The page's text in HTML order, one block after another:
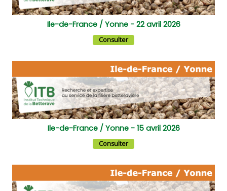
Ile-de-France / Yonne - 22 avril 2026
Consulter
Ile-de-France / Yonne - 15 avril 2026
Consulter